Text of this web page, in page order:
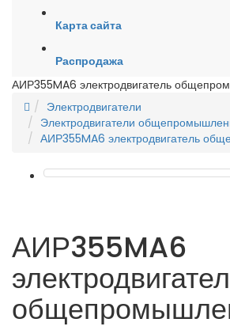
Карта сайта
Распродажа
АИР355MA6 электродвигатель
Электродвигатели
Электродвигатели
АИР355MA6 электродвигатель
АИР355MA6